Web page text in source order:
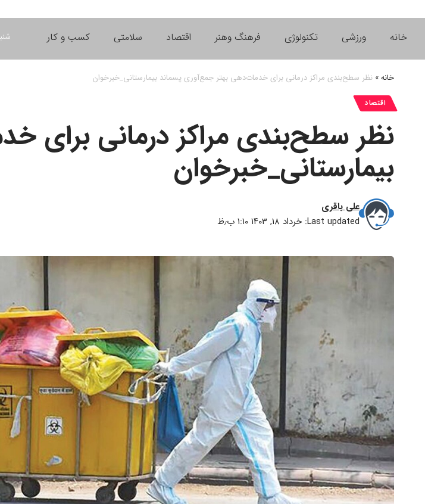
خانه ورزشی تکنولوژی فرهنگ وهنر اقتصاد سلامتی کسب و کار
خانه» نظر سطح‌بندی مراکز درمانی برای خدمات‌دهی بهتر جمع‌آوری پسماند بیمارستانی_خبرخوان
اقتصاد
نظر سطح‌بندی مراکز درمانی برای
بیمارستانی_خبرخوان
Last updated: خرداد ۱۸, ۱۴۰۳ ۱:۱۰ ب٫ظ
علی باقری